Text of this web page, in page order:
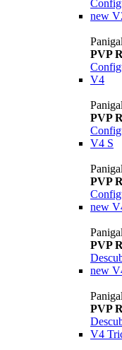
new
PVP
V4
PVP
V4 S
PVP
new
PVP
new
PVP
V4